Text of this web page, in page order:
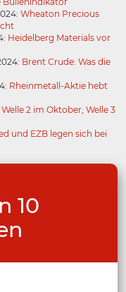
Wheaton Precious
Heidelberg Materials vor
Brent Crude: Was die
Rheinmetall-Aktie hebt
2 im Oktober, Welle 3
und EZB legen sich bei
10